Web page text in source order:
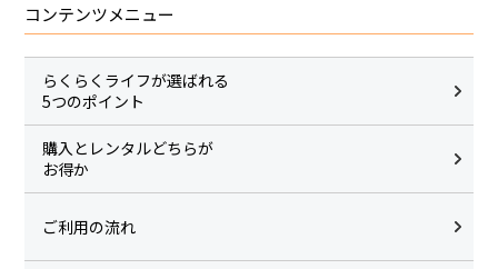
コンテンツメニュー
らくらくライフが選ばれる
5つのポイント
購入とレンタルどちらが
お得か
ご利用の流れ